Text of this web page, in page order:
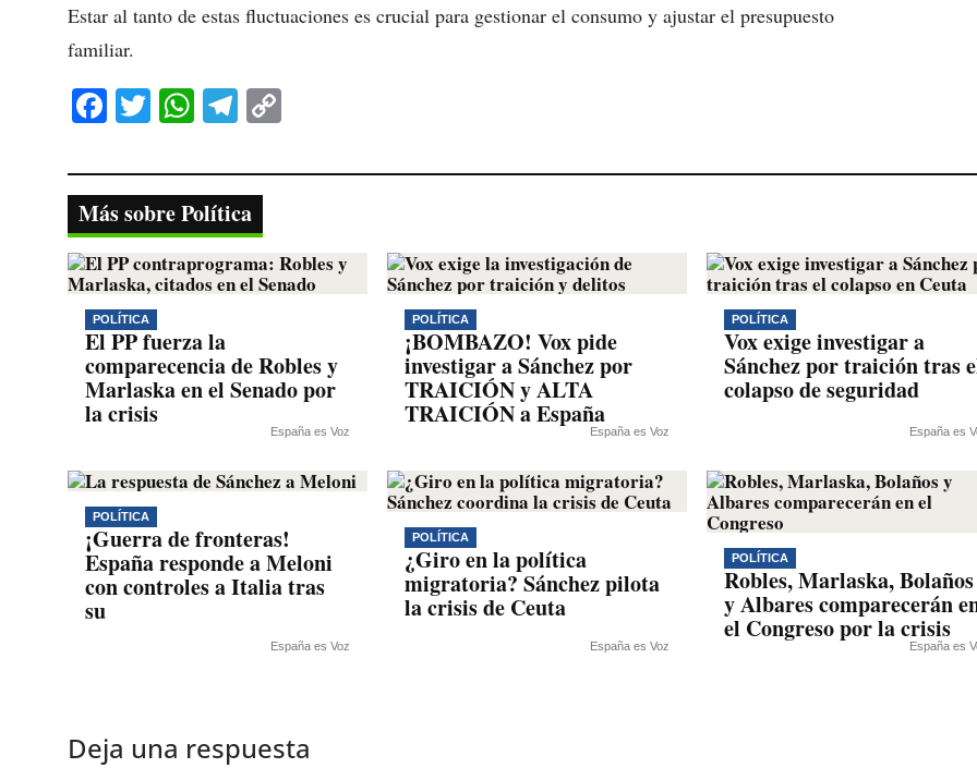
Estar al tanto de estas fluctuaciones es crucial para gestionar el consumo y ajustar el presupuesto
familiar.
Fa
bo
ok
T
tte
r
W
ts
A
pp
Te
gr
a
m
y
nk
Más sobre Política
POLÍTICA
El PP fuerza la
comparecencia de Robles y
Marlaska en el Senado por
la crisis
España es Voz
POLÍTICA
¡BOMBAZO! Vox pide
investigar a Sánchez por
TRAICIÓN y ALTA
TRAICIÓN a España
España es Voz
POLÍTICA
Vox exige investigar a
Sánchez por traición tras
colapso de seguridad
España es
POLÍTICA
¡Guerra de fronteras!
España responde a Meloni
con controles a Italia tras
su
España es Voz
POLÍTICA
¿Giro en la política
migratoria? Sánchez pilota
la crisis de Ceuta
España es Voz
POLÍTICA
Robles, Marlaska, Bolaños
y Albares comparecerán
el Congreso por la crisis
España es
Deja una respuesta